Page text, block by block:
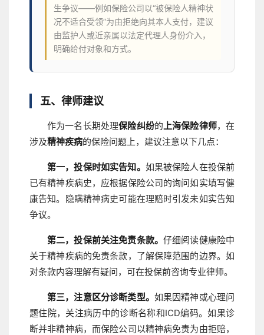
生争议——例如保险公司以“被保险人精神状
况不适合受领”为由拒绝向其本人支付，建议
由监护人或近亲属以法定代理人身份介入，
明确给付对象和方式。
五、律师建议
作为一名长期处理保险纠纷的上海保险律师，在
涉及精神疾病的保险问题上，建议注意以下几点：
第一，投保时如实告知。 如果被保险人在投保前
已有精神疾病史，应根据保险公司的询问如实填写健
康告知。隐瞒精神病史可能在理赔时引发未如实告知
争议。
第二，投保前关注免责条款。 仔细阅读健康险中
关于精神疾病的免责条款，了解保障范围的边界。如
对条款内容理解有疑问，可在投保前咨询专业律师。
第三，注意区分诊断类型。 如果因精神或心理问
题住院，关注病历中的诊断名称和ICD编码。如果诊
断并非精神病，而保险公司以精神病免责为由拒赔，